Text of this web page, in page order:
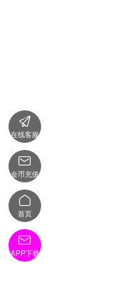

在线客服

金币充值

首页

APP下载